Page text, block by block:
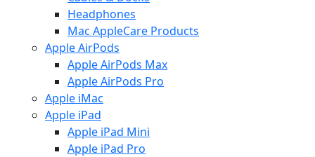
Headphones
Mac AppleCare Products
Apple AirPods
Apple AirPods Max
Apple AirPods Pro
Apple iMac
Apple iPad
Apple iPad Mini
Apple iPad Pro